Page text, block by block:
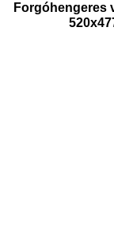
Forgóhengeres